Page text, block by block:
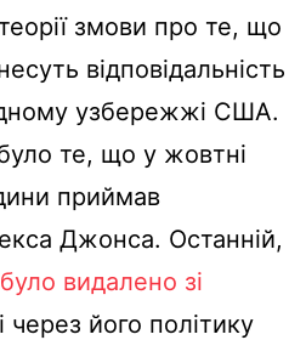
змови про те, що
відповідальність
узбережжі США.
те, що у жовтні
приймав
Джонса. Останній,
видалено зі
через його політику